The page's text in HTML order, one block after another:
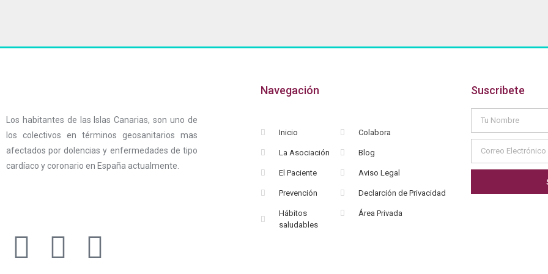
Los habitantes de las Islas Canarias, son uno de
los colectivos en términos geosanitarios mas
afectados por dolencias y enfermedades de tipo
cardíaco y coronario en España actualmente.
Navegación
Inicio
La Asociación
El Paciente
Prevención
Hábitos
saludables
Colabora
Blog
Aviso Legal
Declarción de Privacidad
Área Privada
Suscribete